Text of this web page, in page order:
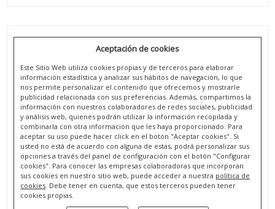
ESTANTERÍA DE PARED DE 40X11X15CM DE LILO & STITCH
Aceptación de cookies
Este Sitio Web utiliza cookies propias y de terceros para elaborar
información estadística y analizar sus hábitos de navegación, lo que
nos permite personalizar el contenido que ofrecemos y mostrarle
publicidad relacionada con sus preferencias. Además, compartimos la
información con nuestros colaboradores de redes sociales, publicidad
y análisis web, quienes podrán utilizar la información recopilada y
combinarla con otra información que les haya proporcionado. Para
aceptar su uso puede hacer click en el botón "Aceptar cookies". Si
usted no está de acuerdo con alguna de estas, podrá personalizar sus
opciones a través del panel de configuración con el botón "Configurar
cookies". Para conocer las empresas colaboradoras que incorporan
sus cookies en nuestro sitio web, puede acceder a nuestra política de
cookies. Debe tener en cuenta, que estos terceros pueden tener
cookies propias.